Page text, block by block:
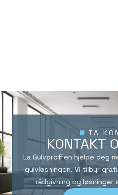
TA
KONTAKT
La Gulvproffen hjelpe deg
gulvløsningen. Vi tilbyr
rådgivning og løsninger